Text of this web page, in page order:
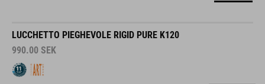
LUCCHETTO PIEGHEVOLE RIGID PURE K120
990.00 SEK